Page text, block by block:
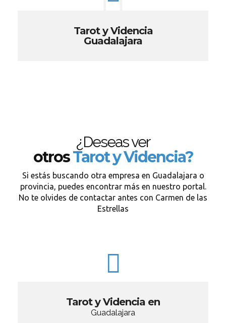
Tarot y Videncia
Guadalajara
¿Deseas ver
otrosTarot y Videncia?
Si estás buscando otra empresa en Guadalajara o
provincia, puedes encontrar más en nuestro portal.
No te olvides de contactar antes con Carmen de las
Estrellas
Tarot y Videncia en
Guadalajara